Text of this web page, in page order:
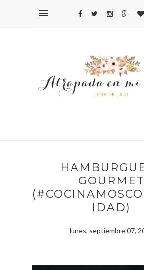
GOURMET
IDAD)
lunes, septiembre 07,